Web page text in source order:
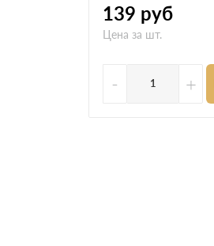
139 руб
Цена за шт.
- +